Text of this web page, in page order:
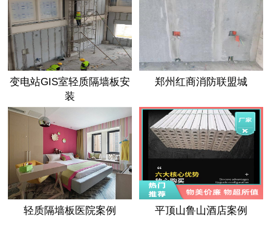
变电站GIS室轻质隔墙板安
装
郑州红商消防联盟城
轻质隔墙板医院案例 平顶山鲁山酒店案例